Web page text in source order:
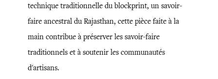
technique traditionnelle du blockprint, un savoir-
faire ancestral du Rajasthan, cette pièce faite à la
main contribue à préserver les savoir-faire
traditionnels et à soutenir les communautés
d'artisans.